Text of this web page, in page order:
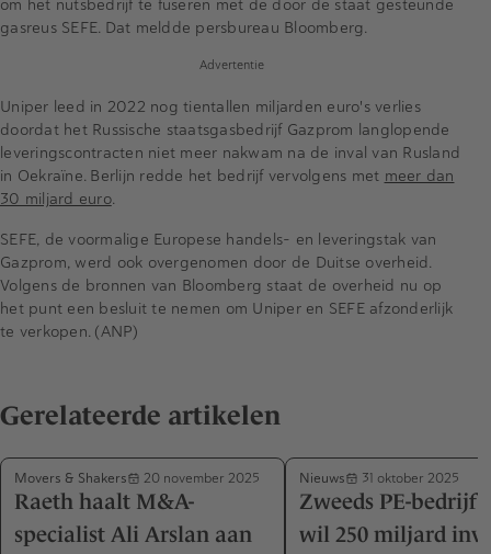
om het nutsbedrijf te fuseren met de door de staat gesteunde
gasreus SEFE. Dat meldde persbureau Bloomberg.
Advertentie
Uniper leed in 2022 nog tientallen miljarden euro's verlies
doordat het Russische staatsgasbedrijf Gazprom langlopende
leveringscontracten niet meer nakwam na de inval van Rusland
in Oekraïne. Berlijn redde het bedrijf vervolgens met meer dan
30 miljard euro.
SEFE, de voormalige Europese handels- en leveringstak van
Gazprom, werd ook overgenomen door de Duitse overheid.
Volgens de bronnen van Bloomberg staat de overheid nu op
het punt een besluit te nemen om Uniper en SEFE afzonderlijk
te verkopen. (ANP)
Gerelateerde artikelen
Movers & Shakers 20 november 2025
Raeth haalt M&A-
specialist Ali Arslan aan
Nieuws 31 oktober 2025
Zweeds PE-bedrijf
wil 250 miljard